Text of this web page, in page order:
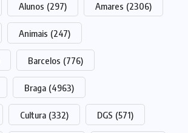
Alunos (297) Amares (2306)
Animais (247)
Barcelos (776)
Braga (4963)
Cultura (332) DGS (571)